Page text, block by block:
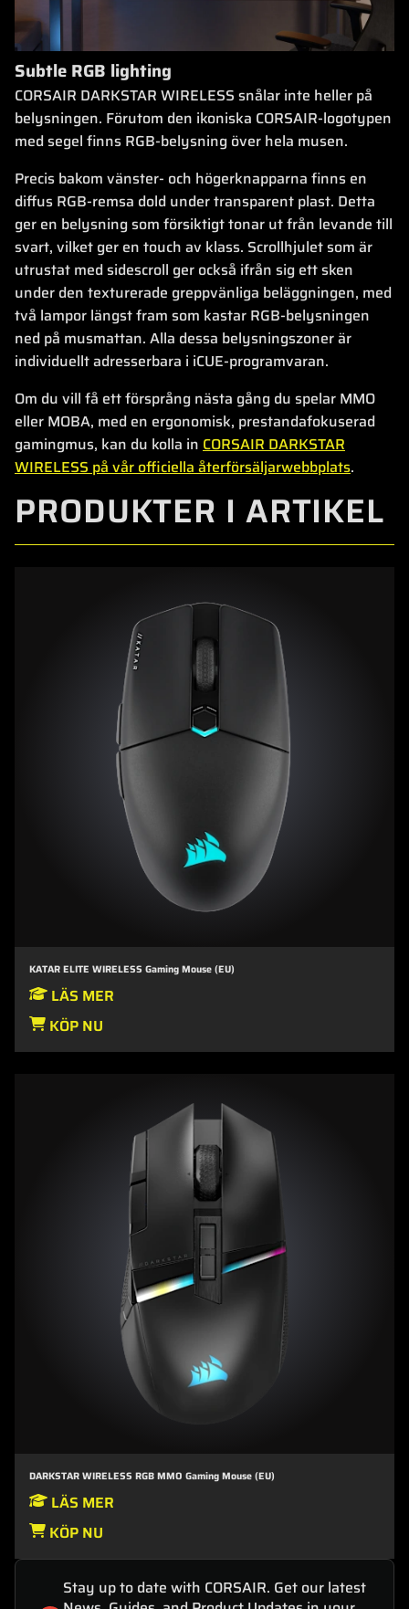
Subtle RGB lighting
CORSAIR DARKSTAR WIRELESS snålar inte heller på
belysningen. Förutom den ikoniska CORSAIR-logotypen
med segel finns RGB-belysning över hela musen.
Precis bakom vänster- och högerknapparna finns en
diffus RGB-remsa dold under transparent plast. Detta
ger en belysning som försiktigt tonar ut från levande till
svart, vilket ger en touch av klass. Scrollhjulet som är
utrustat med sidescroll ger också ifrån sig ett sken
under den texturerade greppvänliga beläggningen, med
två lampor längst fram som kastar RGB-belysningen
ned på musmattan. Alla dessa belysningszoner är
individuellt adresserbara i iCUE-programvaran.
Om du vill få ett försprång nästa gång du spelar MMO
eller MOBA, med en ergonomisk, prestandafokuserad
gamingmus, kan du kolla in CORSAIR DARKSTAR
WIRELESS på vår officiella återförsäljarwebbplats.
PRODUKTER I ARTIKEL
KATAR ELITE WIRELESS Gaming Mouse (EU)
LÄS MER
KÖP NU
DARKSTAR WIRELESS RGB MMO Gaming Mouse (EU)
LÄS MER
KÖP NU
Stay up to date with CORSAIR. Get our latest